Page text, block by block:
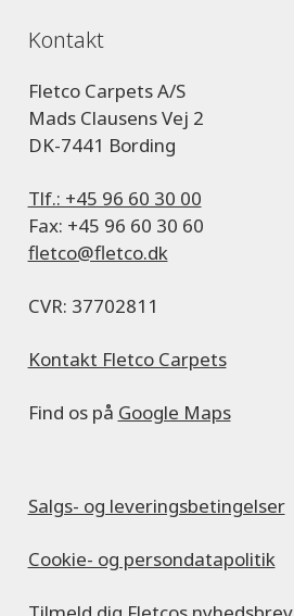
Kontakt
Fletco Carpets A/S
Mads Clausens Vej 2
DK-7441 Bording
Tlf.: +45 96 60 30 00
Fax: +45 96 60 30 60
fletco@fletco.dk
CVR: 37702811
Kontakt Fletco Carpets
Find os på Google Maps
Salgs- og leveringsbetingelser
Cookie- og persondatapolitik